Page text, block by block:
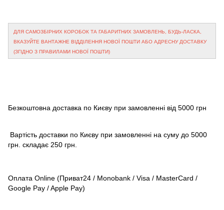
ДЛЯ САМОЗБІРНИХ КОРОБОК ТА ГАБАРИТНИХ ЗАМОВЛЕНЬ, БУДЬ-ЛАСКА,
ВКАЗУЙТЕ ВАНТАЖНЕ ВІДДІЛЕННЯ НОВОЇ ПОШТИ АБО АДРЕСНУ ДОСТАВКУ
(ЗГІДНО З ПРАВИЛАМИ НОВОЇ ПОШТИ)
Безкоштовна доставка по Києву при замовленні від 5000 грн
Вартість доставки по Києву при замовленні на суму до 5000
грн. складає 250 грн.
Оплата Online (Приват24 / Monobank / Visa / MasterCard /
Google Pay / Apple Pay)